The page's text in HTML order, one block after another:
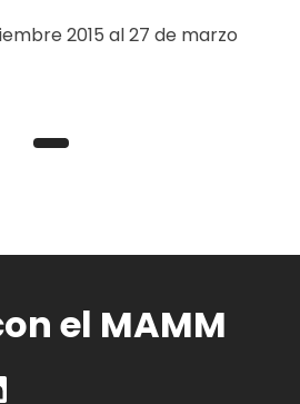
2015 al 27 de marzo
el MAMM